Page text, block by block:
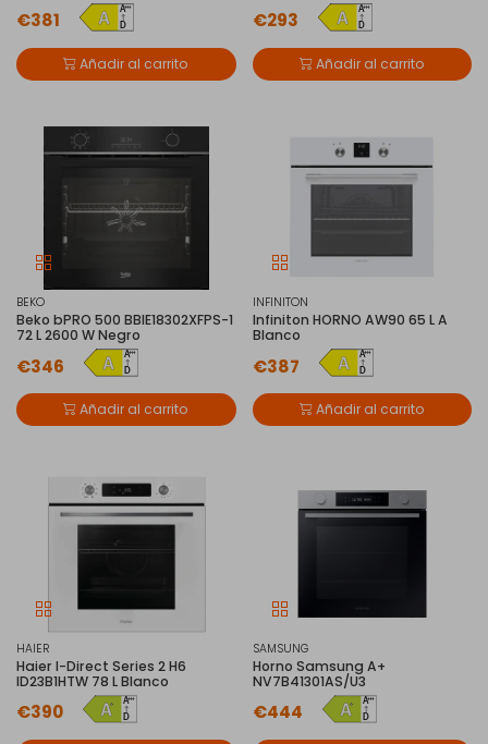
€381
Añadir al carrito
€293
Añadir al carrito
BEKO
Beko bPRO 500 BBIE18302XFPS-1
72 L 2600 W Negro
€346
Añadir al carrito
INFINITON
Infiniton HORNO AW90 65 L A
Blanco
€387
Añadir al carrito
HAIER
Haier I-Direct Series 2 H6
ID23B1HTW 78 L Blanco
€390
SAMSUNG
Horno Samsung A+
NV7B41301AS/U3
€444